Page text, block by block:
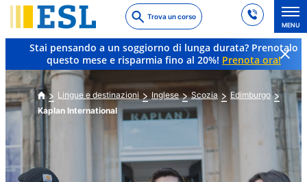
to
main
content
Trova un corso
MENU
Stai pensando a un soggiorno di lunga durata? Prenotalo
questo mese e risparmia fino al 20%! Prenota ora!
Lingue e destinazioni Inglese Scozia
Edimburgo
Kaplan International